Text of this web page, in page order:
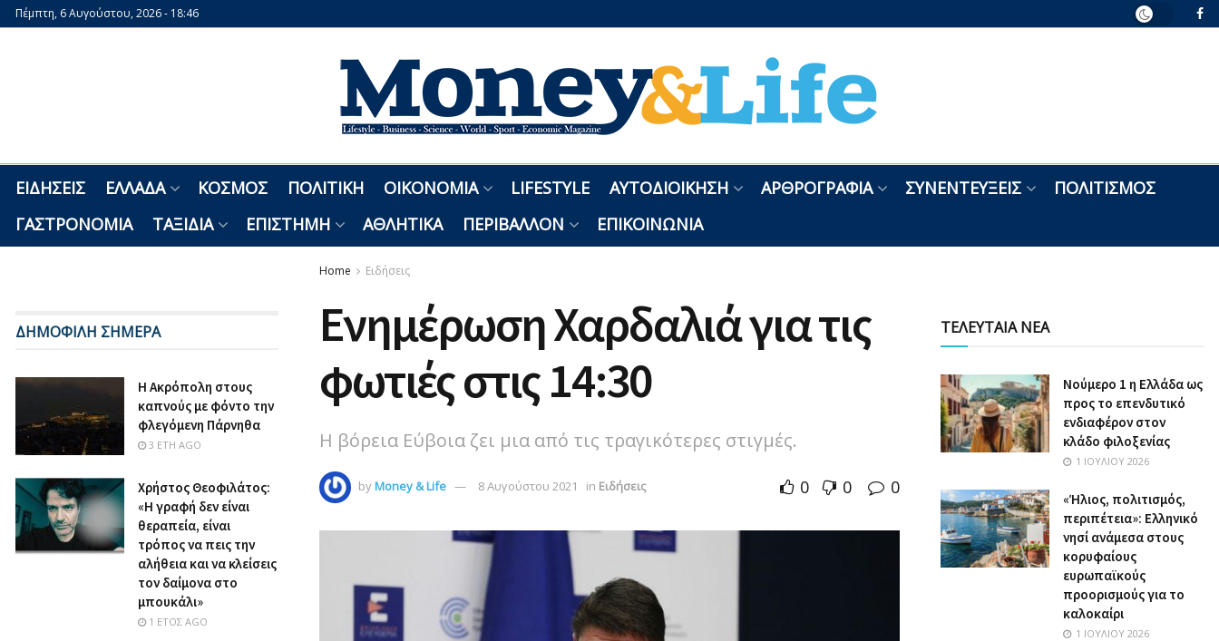
Πέμπτη, 6 Αυγούστου, 2026 - 18:46
ΕΙΔΉΣΕΙΣ ΕΛΛΆΔΑ ΚΌΣΜΟΣ ΠΟΛΙΤΙΚΉ ΟΙΚΟΝΟΜΊΑ LIFESTYLE ΑΥΤΟΔΙΟΊΚΗΣΗ ΑΡΘΡΟΓΡΑΦΊΑ ΣΥΝΕΝΤΕΎΞΕΙΣ
ΠΟΛΙΤΙΣΜΌΣ
ΓΑΣΤΡΟΝΟΜΊΑ
ΤΑΞΊΔΙΑ ΕΠΙΣΤΉΜΗ ΑΘΛΗΤΙΚΆ ΠΕΡΙΒΆΛΛΟΝ ΕΠΙΚΟΙΝΩΝΊΑ
Home Ειδήσεις
Ενημέρωση Χαρδαλιά για τις
φωτιές στις 14:30
Η βόρεια Εύβοια ζει μια από τις τραγικότερες στιγμές.
byMoney & Life 8 Αυγούστου 2021 in Ειδήσεις 0 0 0
ΔΗΜΟΦΙΛΗ ΣΗΜΕΡΑ
Η Ακρόπολη στους
καπνούς με φόντο την
φλεγόμενη Πάρνηθα
3 ΈΤΗ AGO
Χρήστος Θεοφιλάτος:
«Η γραφή δεν είναι
θεραπεία, είναι
τρόπος να πεις την
αλήθεια και να κλείσεις
τον δαίμονα στο
μπουκάλι»
1 ΈΤΟΣ AGO
ΤΕΛΕΥΤΑΙΑ ΝΕΑ
Nούμερο 1 η Ελλάδα ως
προς το επενδυτικό
ενδιαφέρον στον
κλάδο φιλοξενίας
1 ΙΟΥΛΊΟΥ 2026
«Ήλιος, πολιτισμός,
περιπέτεια»: Ελληνικό
νησί ανάμεσα στους
κορυφαίους
ευρωπαϊκούς
προορισμούς για το
καλοκαίρι
1 ΙΟΥΛΊΟΥ 2026